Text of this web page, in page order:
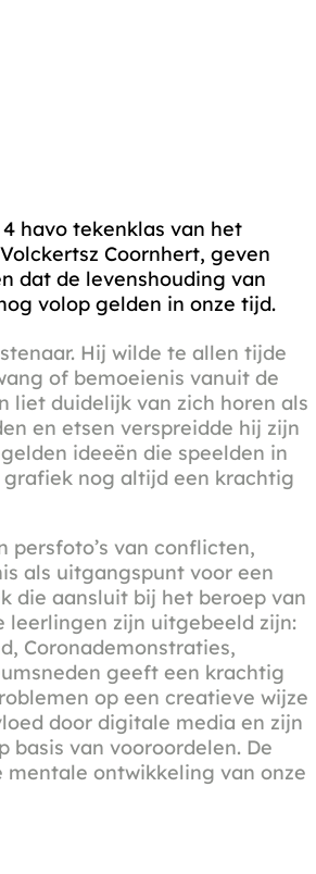
havo tekenklas van het
Coornhert, geven
dat de levenshouding van
volop gelden in onze tijd.
Hij wilde te allen tijde
of bemoeienis vanuit de
liet duidelijk van zich horen als
en etsen verspreidde hij zijn
ideeën die speelden in
nog altijd een krachtig
persfoto’s van conflicten,
als uitgangspunt voor een
die aansluit bij het beroep van
leerlingen zijn uitgebeeld zijn:
Coronademonstraties,
geeft een krachtig
op een creatieve wijze
door digitale media en zijn
van vooroordelen. De
ontwikkeling van onze